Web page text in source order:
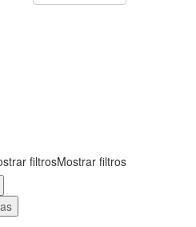
filtrosMostrar filtros